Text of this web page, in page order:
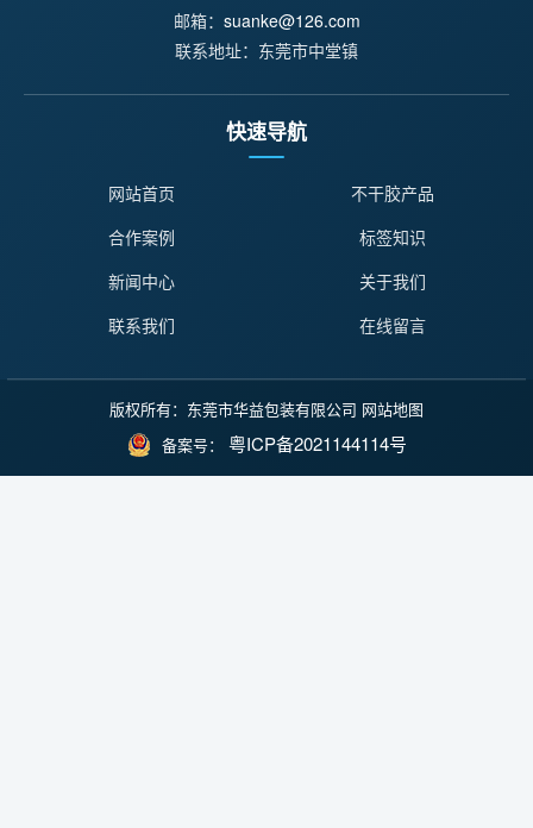
邮箱： suanke@126.com
联系地址：东莞市中堂镇
快速导航
网站首页
不干胶产品
合作案例
标签知识
新闻中心
关于我们
联系我们
在线留言
版权所有：东莞市华益包装有限公司 网站地图
备案号： 粤ICP备2021144114号